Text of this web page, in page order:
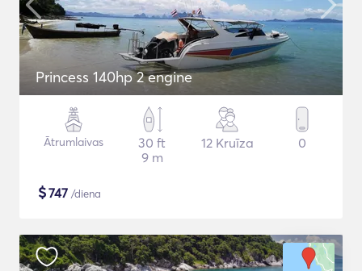
Princess 140hp 2 engine
Ātrumlaivas
30 ft
9 m
12 Kruīza 0
$747 /diena